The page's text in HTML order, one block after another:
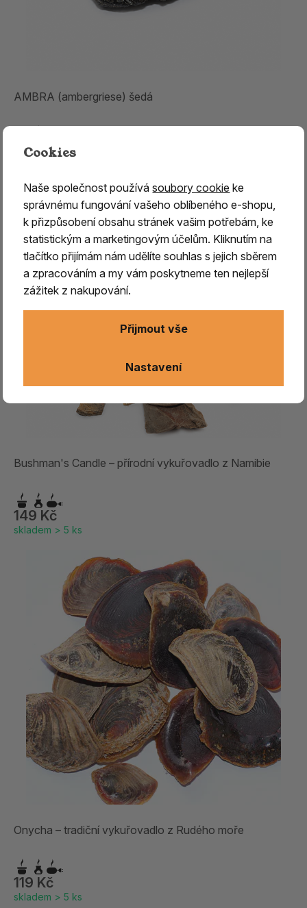
AMBRA (ambergriese) šedá
1 499 Kč
Bushman's Candle – přírodní vykuřovadlo z Namibie
149 Kč
skladem > 5 ks
Onycha – tradiční vykuřovadlo z Rudého moře
119 Kč
skladem > 5 ks
Cookies
Naše společnost používásoubory cookie ke
správnému fungování vašeho oblíbeného e-shopu,
k přizpůsobení obsahu stránek vašim potřebám, ke
statistickým a marketingovým účelům. Kliknutím na
tlačítko přijímám nám udělíte souhlas s jejich sběrem
a zpracováním a my vám poskytneme ten nejlepší
zážitek z nakupování.
Nastavení
Přijmout vše